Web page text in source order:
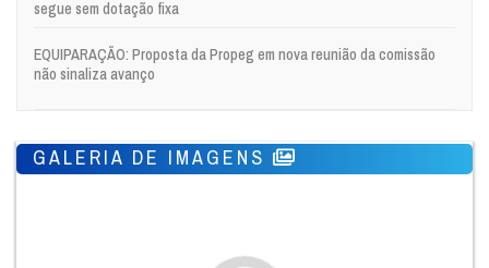
segue sem dotação fixa
EQUIPARAÇÃO: Proposta da Propeg em nova reunião da comissão
não sinaliza avanço
GALERIA DE IMAGENS